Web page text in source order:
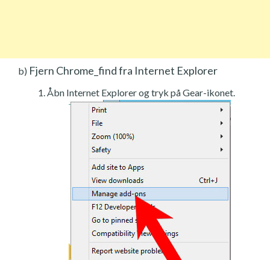
b) Fjern Chrome_find fra Internet Explorer
Åbn Internet Explorer og tryk på Gear-ikonet.